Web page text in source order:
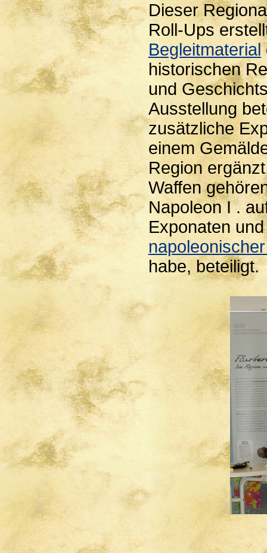
Dieser
Roll-Ups
Begleitmaterial
historischen
und
Ausstellung
zusätzliche
einem
Region
Waffen
Napoleon I .
Exponaten
habe, beteiligt.